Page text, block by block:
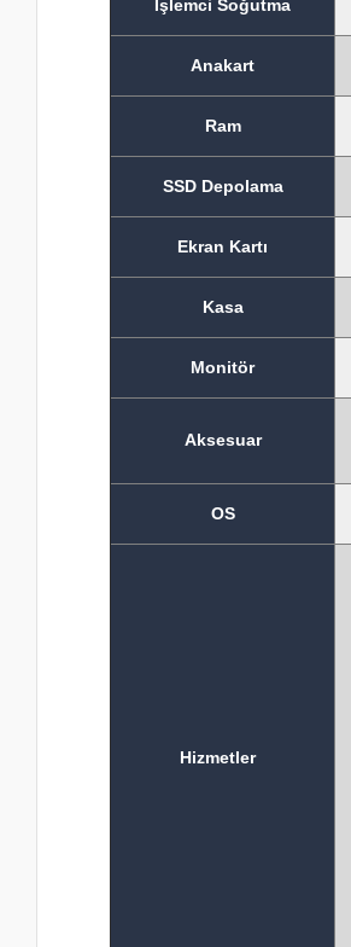
İşlemci Soğutma
Anakart
Ram
SSD Depolama
Ekran Kartı
Kasa
Monitör
Aksesuar
OS
Hizmetler